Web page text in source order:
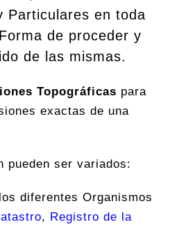
Particulares en toda
de proceder y
de las mismas.
Topográficas para
exactas de una
pueden ser variados:
diferentes Organismos
, Registro de la